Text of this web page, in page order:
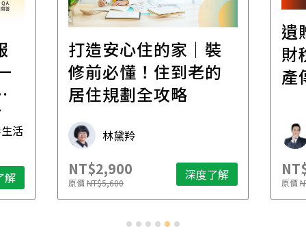
活
解
打造安心住的家｜裝
修前必懂！住到老的
居住規劃全攻略
林黛羚
NT$2,900
原價NT$5,600 深度了解
遺
財
產
原價